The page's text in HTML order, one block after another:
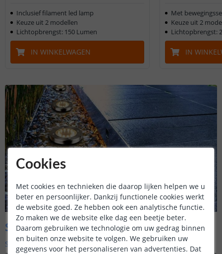
Inclusief filament led lamp
Keuze uit 2 modellen
Lichtopbrengst: 150 Lumen
IN WINKELWAGEN
Met
Keuze uit 2
Lichtopbrengst:
IN
Solar grondspots
Solar grondspotszijn een moderne toevoeging aan ons
Cookies
Met cookies en technieken die daarop lijken helpen we u
beter en persoonlijker. Dankzij functionele cookies werkt
de website goed. Ze hebben ook een analytische functie.
Zo maken we de website elke dag een beetje beter.
Daarom gebruiken we technologie om uw gedrag binnen
en buiten onze website te volgen. We gebruiken uw
gegevens voor het personaliseren van advertenties. Dat